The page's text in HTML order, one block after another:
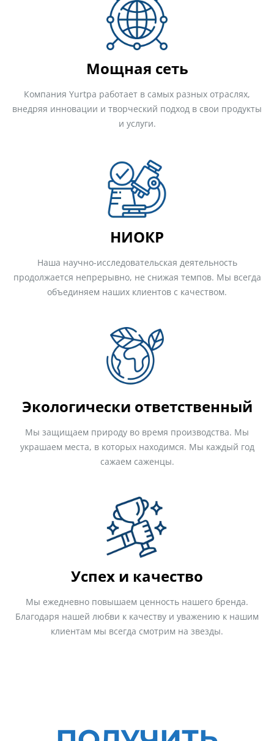
Мощная сеть
Компания Yurtpa работает в самых разных отраслях,
внедряя инновации и творческий подход в свои продукты
и услуги.
НИОКР
Наша научно-исследовательская деятельность
продолжается непрерывно, не снижая темпов. Мы всегда
объединяем наших клиентов с качеством.
Экологически ответственный
Мы защищаем природу во время производства. Мы
украшаем места, в которых находимся. Мы каждый год
сажаем саженцы.
Успех и качество
Мы ежедневно повышаем ценность нашего бренда.
Благодаря нашей любви к качеству и уважению к нашим
клиентам мы всегда смотрим на звезды.